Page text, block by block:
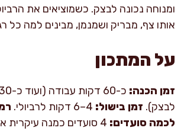
ומנוחה נכונה לבצק. כשמוציאים את
אותו צף, מבריק ושמנמן, מבינים למה כל
על המתכון
זמן הכנה:
לבצק). זמן בישול:
לכמה סועדים: